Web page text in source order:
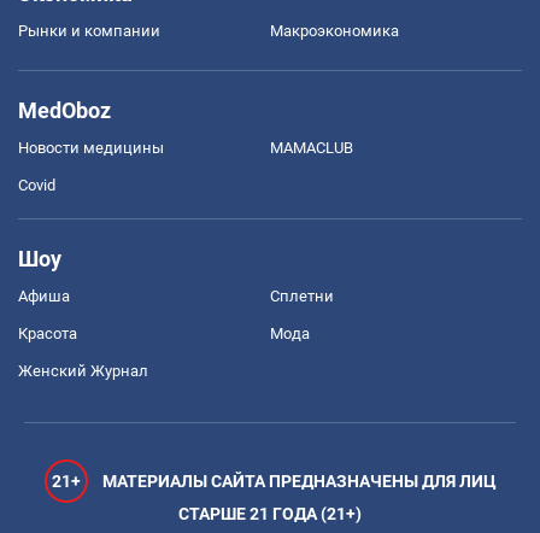
Рынки и компании Mакроэкономика
MedOboz
Новости медицины MAMACLUB
Covid
Шоу
Афиша Сплетни
Красота Мода
Женский Журнал
21+
МАТЕРИАЛЫ САЙТА ПРЕДНАЗНАЧЕНЫ ДЛЯ ЛИЦ
СТАРШЕ 21 ГОДА (21+)